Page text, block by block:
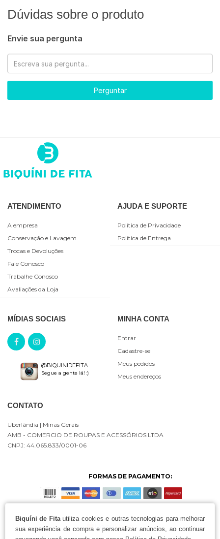
Biquíni de Fitautiliza cookies e outras tecnologias para melhorar
sua experiência de compra e personalizar anúncios, ao continuar
Dúvidas sobre o produto
Envie sua pergunta
Perguntar
ATENDIMENTO
A empresa
Conservação e Lavagem
Trocas e Devoluções
Fale Conosco
Trabalhe Conosco
Avaliações da Loja
AJUDA E SUPORTE
Política de Privacidade
Política de Entrega
MÍDIAS SOCIAIS
@BIQUINIDEFITA
Segue a gente lá! :)
MINHA CONTA
Entrar
Cadastre-se
Meus pedidos
Meus endereços
CONTATO
Uberlândia | Minas Gerais
AMB - COMERCIO DE ROUPAS E ACESSÓRIOS LTDA
CNPJ: 44.065.833/0001-06
FORMAS DE PAGAMENTO: